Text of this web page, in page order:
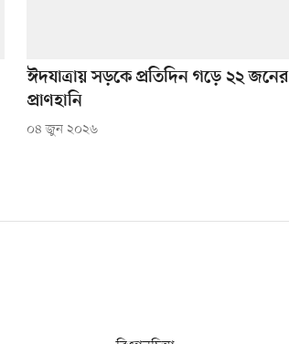
ঈদযাত্রায় সড়কে প্রতিদিন গড়ে ২২ জনের
প্রাণহানি
০৪ জুন ২০২৬